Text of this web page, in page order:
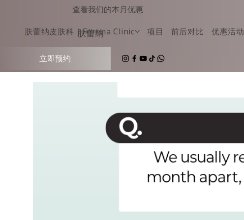
查看我们的本月优惠
肤蕾纳皮肤科｜Forena Clinic 项⽬ 前后对⽐ 优惠活动
肤蕾纳
立即预约